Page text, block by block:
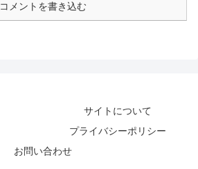
コメントを書き込む
サイトについて
プライバシーポリシー
お問い合わせ